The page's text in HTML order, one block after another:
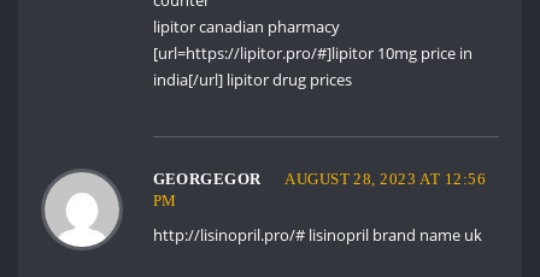
lipitor canadian pharmacy
[url=https://lipitor.pro/#]lipitor 10mg price in
india[/url] lipitor drug prices
GEORGEGOR
AUGUST 28, 2023 AT 12:56
PM
http://lisinopril.pro/#lisinopril brand name uk